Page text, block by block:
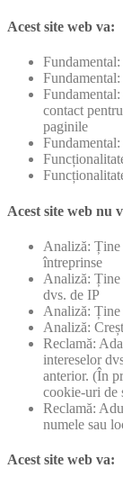
Acest site web va:
contact
paginile
Acest site web nu
Analiză:
întreprinse
Analiză: Ține
dvs. de IP
Analiză: Ține
Analiză:
Reclamă:
intereselor
anterior. (În
cookie-uri de
Reclamă:
numele sau
Acest site web va: